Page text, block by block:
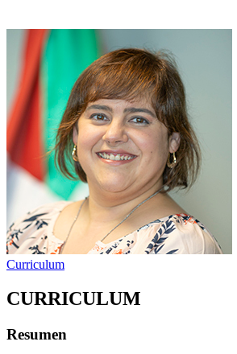
Curriculum
CURRICULUM
Resumen